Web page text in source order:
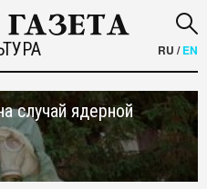
RU /EN
случай ядерной